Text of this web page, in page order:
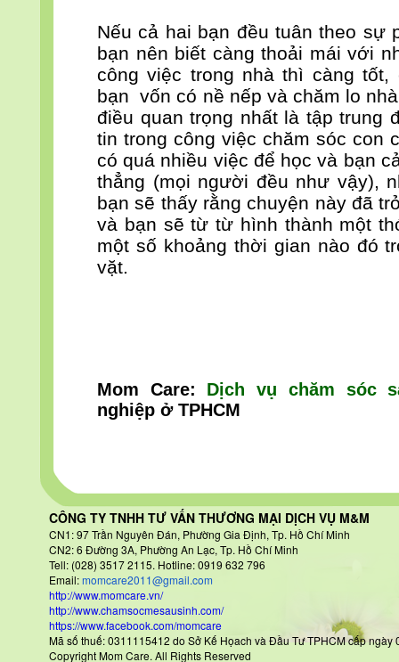
Nếu cả hai bạn đều tuân theo sự
bạn nên biết càng thoải mái với
công việc trong nhà thì càng
bạn vốn có nề nếp và chăm lo
điều quan trọng nhất là tập trung
tin trong công việc chăm sóc con
có quá nhiều việc để học và bạn
thẳng (mọi người đều như vậy),
bạn sẽ thấy rằng chuyện này đã
và bạn sẽ từ từ hình thành một
một số khoảng thời gian nào đó
vặt.
Mom Care: Dịch vụ chăm sóc
nghiệp ở TPHCM
CÔNG TY TNHH TƯ VẤN THƯƠNG MẠI DỊCH VỤ M&M
CN1: 97 Trần Nguyên Đán, Phường Gia Định, Tp. Hồ Chí Minh
CN2: 6 Đường 3A, Phường An Lạc, Tp. Hồ Chí Minh
Tell: (028) 3517 2115. Hotline: 0919 632 796
Email:momcare2011@gmail.com
http://www.momcare.vn/
http://www.chamsocmesausinh.com/
https://www.facebook.com/momcare
Mã số thuế: 0311115412 do Sở Kế Họach và Đầu Tư TPHCM
Copyright Mom Care. All Rights Reserved